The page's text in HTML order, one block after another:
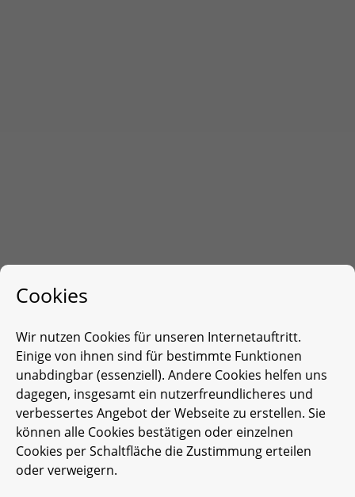
Cookies
Wir nutzen Cookies für unseren Internetauftritt.
Einige von ihnen sind für bestimmte Funktionen
unabdingbar (essenziell). Andere Cookies helfen uns
dagegen, insgesamt ein nutzerfreundlicheres und
verbessertes Angebot der Webseite zu erstellen. Sie
können alle Cookies bestätigen oder einzelnen
Cookies per Schaltfläche die Zustimmung erteilen
oder verweigern.